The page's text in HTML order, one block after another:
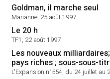
Goldman, il marche seul
Marianne, 25 août 1997
Le 20 h
TF1, 22 août 1997
Les nouveaux
pays riches ; sous-sous-
L'Expansion n°554, du 24 juillet au